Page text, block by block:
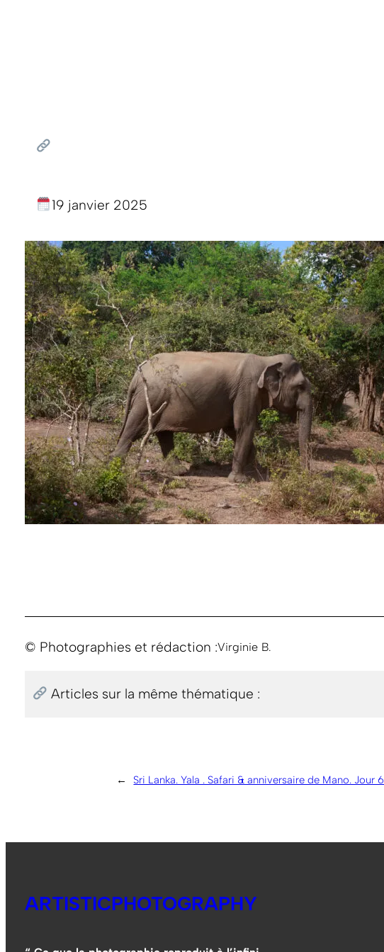
19 janvier 2025
© Photographies et rédaction :Virginie B.
Articles sur la même thématique :
← Sri Lanka. Yala . Safari & anniversaire de Mano. Jour 6
ARTISTICPHOTOGRAPHY